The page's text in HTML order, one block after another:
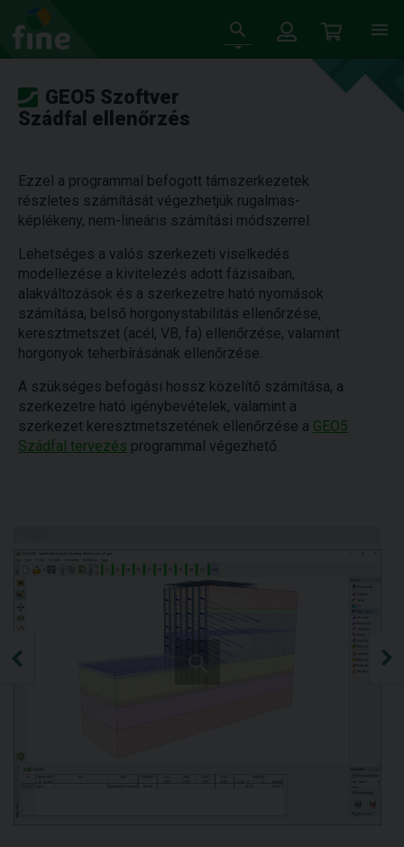
GEO5 Szoftver
Szádfal ellenőrzés
Ezzel a programmal befogott támszerkezetek
részletes számítását végezhetjük rugalmas-
képlékeny, nem-lineáris számítási módszerrel.
Lehetséges a valós szerkezeti viselkedés
modellezése a kivitelezés adott fázisaiban,
alakváltozások és a szerkezetre ható nyomások
számítása, belső horgonystabilitás ellenőrzése,
keresztmetszet (acél, VB, fa) ellenőrzése, valamint
horgonyok teherbírásának ellenőrzése.
A szükséges befogási hossz közelítő számítása, a
szerkezetre ható igénybevételek, valamint a
szerkezet keresztmetszetének ellenőrzése a GEO5
Szádfal tervezés programmal végezhető.